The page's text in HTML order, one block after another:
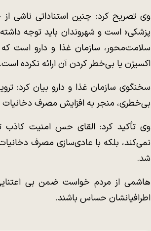
وی تصریح کرد: چنین استناداتی
پزشکی» است و شهروندان باید توجه
سلامت‌محور، سازمان غذا و دارو است که
اکسیژن یا بی‌خطر کردن آن ارائه نکرده است.
سخنگوی سازمان غذا و دارو بیان کرد:
بی‌خطری، منجر به افزایش مصرف دخانیات
وی تأکید کرد: القای حس امنیت کاذب
نمی‌کند، بلکه با عادی‌سازی مصرف
شد.
هاشمی از مردم خواست ضمن بی
اطرافیانشان حساس باشند.